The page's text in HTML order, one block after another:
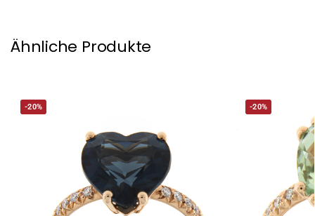
Ähnliche Produkte
-20% -20%